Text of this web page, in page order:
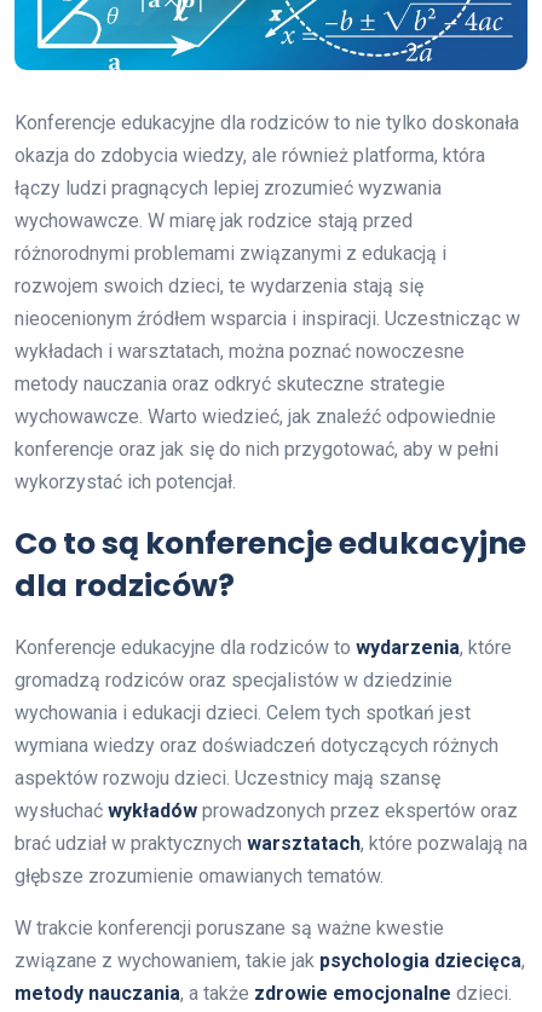
Konferencje edukacyjne dla rodziców to nie tylko doskonała
okazja do zdobycia wiedzy, ale również platforma, która
łączy ludzi pragnących lepiej zrozumieć wyzwania
wychowawcze. W miarę jak rodzice stają przed
różnorodnymi problemami związanymi z edukacją i
rozwojem swoich dzieci, te wydarzenia stają się
nieocenionym źródłem wsparcia i inspiracji. Uczestnicząc w
wykładach i warsztatach, można poznać nowoczesne
metody nauczania oraz odkryć skuteczne strategie
wychowawcze. Warto wiedzieć, jak znaleźć odpowiednie
konferencje oraz jak się do nich przygotować, aby w pełni
wykorzystać ich potencjał.
Co to są konferencje edukacyjne
dla rodziców?
Konferencje edukacyjne dla rodziców to wydarzenia, które
gromadzą rodziców oraz specjalistów w dziedzinie
wychowania i edukacji dzieci. Celem tych spotkań jest
wymiana wiedzy oraz doświadczeń dotyczących różnych
aspektów rozwoju dzieci. Uczestnicy mają szansę
wysłuchać wykładów prowadzonych przez ekspertów oraz
brać udział w praktycznych warsztatach, które pozwalają na
głębsze zrozumienie omawianych tematów.
W trakcie konferencji poruszane są ważne kwestie
związane z wychowaniem, takie jak psychologia dziecięca,
metody nauczania, a także zdrowie emocjonalne dzieci.